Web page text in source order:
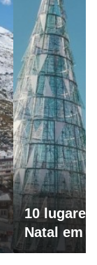
10
Natal em